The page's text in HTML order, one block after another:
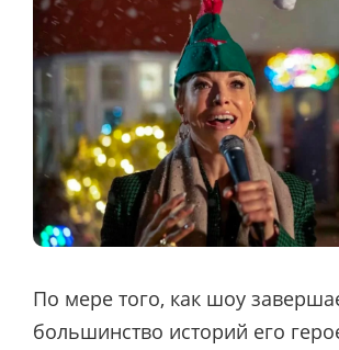
По мере того, как шоу
большинство историй его